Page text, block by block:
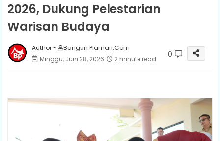
2026, Dukung Pelestarian
Warisan Budaya
Author -
Bangun Piaman.Com
Minggu, Juni 28, 2026
2 minute read 0